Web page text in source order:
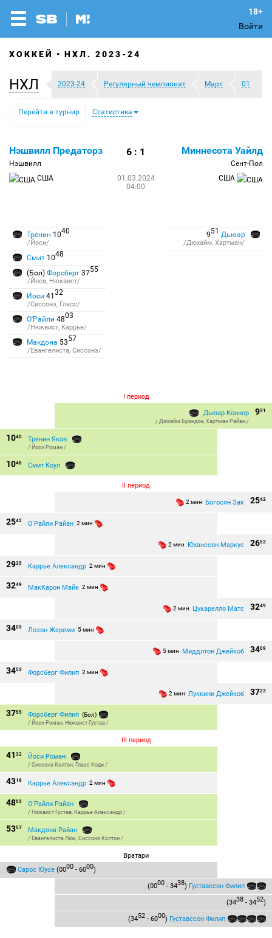
Войти
ХОККЕЙ НХЛ. 2023-24
НХЛ 2023-24 Регулярный чемпионат Март 01
Перейти в турнир Статистика
Нэшвилл Предаторз
Нэшвилл
США
6 : 1
01.03.2024
04:00
Миннесота Уайлд
Сент-Пол
США
Тренин 1040
/Йоси/
Смит 1048
(Бол) Форсберг 3755
/Йоси, Нюквист/
Йоси 41 32
/Сиссонз, Гласс/
О'Райли 4803
/Нюквист, Каррье/
Макдона 5357
/Евангелиста, Сиссонз/
951 Дьюар
/Дюхайм, Хартман/
I период
951
Дьюар Коннор
/ Дюхайм Брэндон, Хартман Райан /
1040 Тренин Яков
/ Йоси Роман /
1048 Смит Коул
II период
2542
2 мин Богосян Зак
2542 О'Райли Райан 2 мин
2653
2 мин Юханссон Маркус
2935 Каррье Александр 2 мин
3249 МакКарон Майк 2 мин
3249
2 мин Цукарелло Матс
3409 Лозон Жереми 5 мин
3409
5 мин Миддлтон Джейкоб
3452 Форсберг Филип 2 мин
3723
2 мин Луккини Джейкоб
3755 Форсберг Филип (Бол)
/ Йоси Роман, Нюквист Густав /
III период
41 32 Йоси Роман
/ Сиссонз Колтон, Гласс Коди /
4316 Каррье Александр 2 мин
4803 О'Райли Райан
/ Нюквист Густав, Каррье Александр /
5357 Макдона Райан
/ Евангелиста Люк, Сиссонз Колтон /
Вратари
Сарос Юусе (0000 - 6000)
(0000 - 3438) Густавссон Филип
(3438 - 3452)
(3452 - 6000) Густавссон Филип